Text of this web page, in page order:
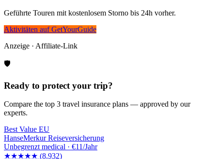
Geführte Touren mit kostenlosem Storno bis 24h vorher.
Aktivitäten auf GetYourGuide
Anzeige · Affiliate-Link
🛡️
Ready to protect your trip?
Compare the top 3 travel insurance plans — approved by our
experts.
Best Value EU
HanseMerkur Reiseversicherung
Unbegrenztmedical · €11/Jahr
★★★★★ (8.932)